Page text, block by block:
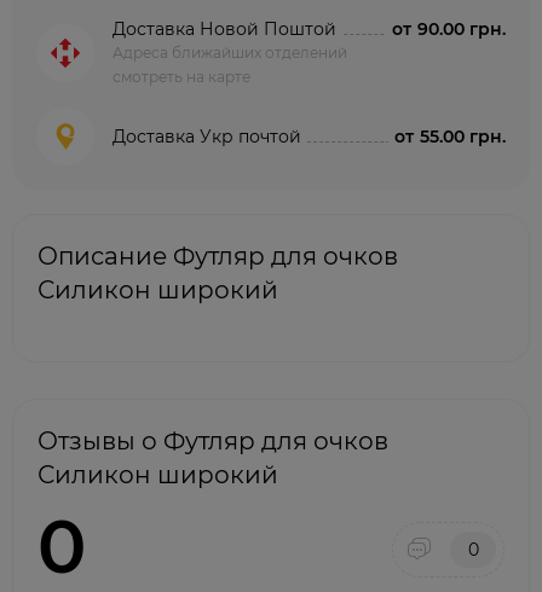
Доставка Новой Поштой
Адреса ближайших отделений
смотреть на карте
от 90.00 грн.
Доставка Укр почтой от 55.00 грн.
Описание Футляр для очков
Силикон широкий
Отзывы о Футляр для очков
Силикон широкий
0 0